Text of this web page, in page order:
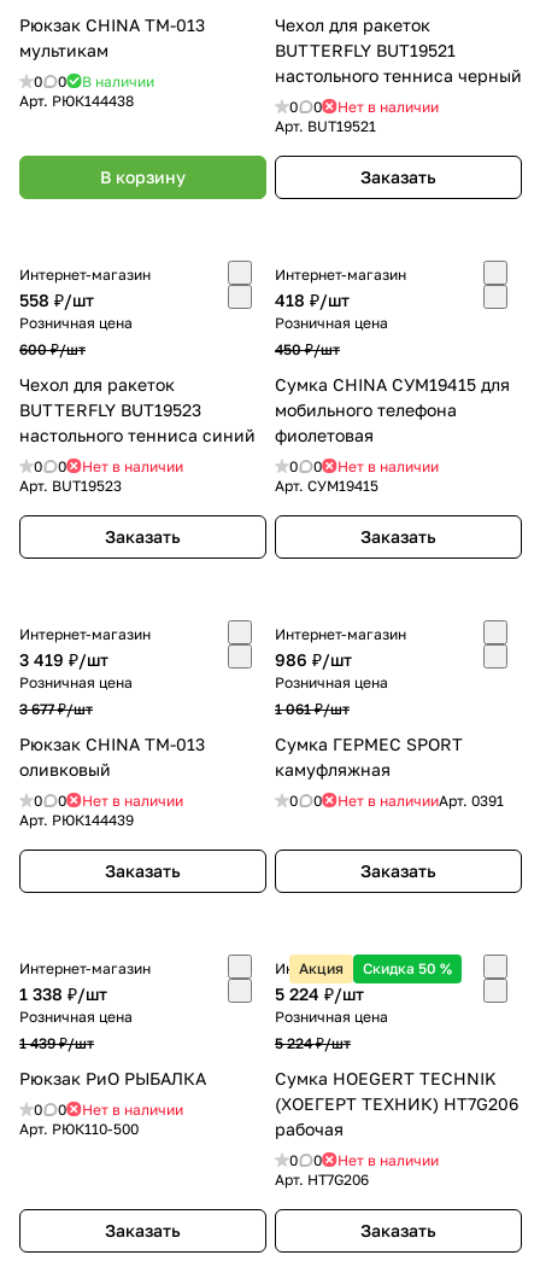
Рюкзак CHINA ТМ-013
мультикам
0 0
В наличии
Арт. РЮК144438
В корзину
Чехол для ракеток
BUTTERFLY BUT19521
настольного тенниса черный
0 0
Нет в наличии
Арт. BUT19521
Заказать
Интернет-магазин
558 ₽/шт
Розничная цена
600 ₽/шт
Чехол для ракеток
BUTTERFLY BUT19523
настольного тенниса синий
0 0
Нет в наличии
Арт. BUT19523
Заказать
Интернет-магазин
418 ₽/шт
Розничная цена
450 ₽/шт
Сумка CHINA СУМ19415 для
мобильного телефона
фиолетовая
0 0
Нет в наличии
Арт. СУМ19415
Заказать
Интернет-магазин
3 419 ₽/шт
Розничная цена
3 677 ₽/шт
Рюкзак CHINA ТМ-013
оливковый
0 0
Нет в наличии
Арт. РЮК144439
Заказать
Интернет-магазин
986 ₽/шт
Розничная цена
1 061 ₽/шт
Сумка ГЕРМЕС SPORT
камуфляжная
0 0 Нет в наличииАрт. 0391
Заказать
Интернет-магазин
1 338 ₽/шт
Розничная цена
1 439 ₽/шт
Рюкзак РиО РЫБАЛКА
0 0
Нет в наличии
Арт. РЮК110-500
Заказать
Акция Скидка 50 %
Интернет-магазин
5 224 ₽/шт
Розничная цена
5 224 ₽/шт
Сумка HOEGERT TECHNIK
(ХОЕГЕРТ ТЕХНИК) HT7G206
рабочая
0 0
Нет в наличии
Арт. HT7G206
Заказать